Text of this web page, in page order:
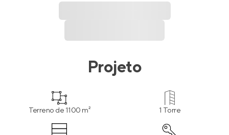
Projeto
Terreno de 1100 m² 1 Torre